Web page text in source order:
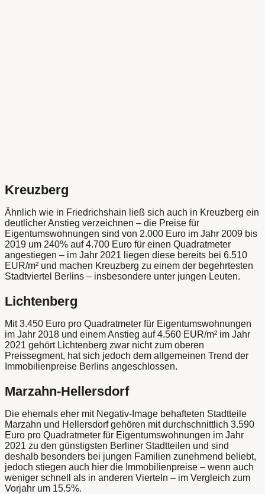
Kreuzberg
Ähnlich wie in Friedrichshain ließ sich auch in Kreuzberg ein
deutlicher Anstieg verzeichnen – die Preise für
Eigentumswohnungen sind von 2.000 Euro im Jahr 2009 bis
2019 um 240% auf 4.700 Euro für einen Quadratmeter
angestiegen – im Jahr 2021 liegen diese bereits bei 6.510
EUR/m² und machen Kreuzberg zu einem der begehrtesten
Stadtviertel Berlins – insbesondere unter jungen Leuten.
Lichtenberg
Mit 3.450 Euro pro Quadratmeter für Eigentumswohnungen
im Jahr 2018 und einem Anstieg auf 4.560 EUR/m² im Jahr
2021 gehört Lichtenberg zwar nicht zum oberen
Preissegment, hat sich jedoch dem allgemeinen Trend der
Immobilienpreise Berlins angeschlossen.
Marzahn-Hellersdorf
Die ehemals eher mit Negativ-Image behafteten Stadtteile
Marzahn und Hellersdorf gehören mit durchschnittlich 3.590
Euro pro Quadratmeter für Eigentumswohnungen im Jahr
2021 zu den günstigsten Berliner Stadtteilen und sind
deshalb besonders bei jungen Familien zunehmend beliebt,
jedoch stiegen auch hier die Immobilienpreise – wenn auch
weniger schnell als in anderen Vierteln – im Vergleich zum
Vorjahr um 15.5%.